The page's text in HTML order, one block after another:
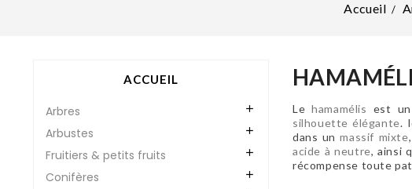
Accueil
ACCUEIL
Arbres 
Arbustes 
Fruitiers & petits fruits 
Conifères 
Lehamamélis est un
silhouette élégante.
dans unmassif mixte
acide à neutre, ainsi
récompense toute